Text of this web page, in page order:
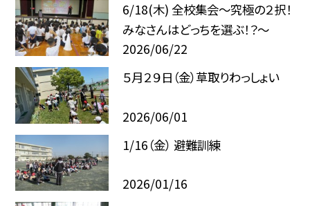
6/18(木) 全校集会～究極の２択！
みなさんはどっちを選ぶ！？～
2026/06/22
５月２９日（金）草取りわっしょい
2026/06/01
1/16（金） 避難訓練
2026/01/16